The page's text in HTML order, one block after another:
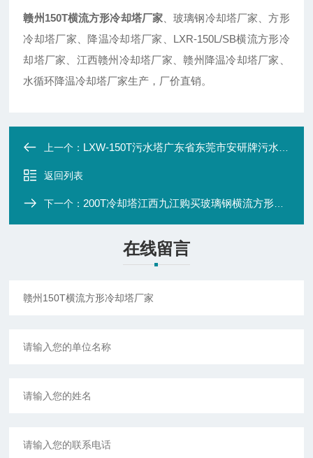
赣州150T横流方形冷却塔厂家 、玻璃钢冷却塔厂家、方形
冷却塔厂家、降温冷却塔厂家、LXR-150L/SB横流方形冷
却塔厂家、江西赣州冷却塔厂家、赣州降温冷却塔厂家、
水循环降温冷却塔厂家生产，厂价直销。
上一个： LXW-150T污水塔广东省东莞市安研牌污水方形冷却塔厂价直销
返回列表
下一个： 200T冷却塔江西九江购买玻璃钢横流方形冷却塔厂家
在线留言